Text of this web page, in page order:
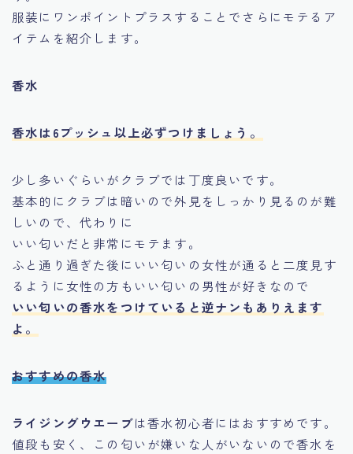
服装にワンポイントプラスすることでさらにモテるア
イテムを紹介します。
香水
香水は6プッシュ以上必ずつけましょう。
少し多いぐらいがクラブでは丁度良いです。
基本的にクラブは暗いので外見をしっかり見るのが難
しいので、代わりに
いい匂いだと非常にモテます。
ふと通り過ぎた後にいい匂いの女性が通ると二度見す
るように女性の方もいい匂いの男性が好きなので
いい匂いの香水をつけていると逆ナンもありえます
よ。
おすすめの香水
ライジングウエーブは香水初心者にはおすすめです。
値段も安く、この匂いが嫌いな人がいないので香水を